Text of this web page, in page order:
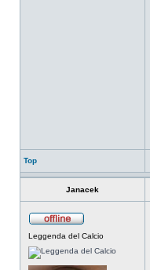
Top
Janacek
Leggenda del Calcio